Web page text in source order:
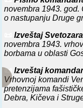
odreda -Pitu Guli-.
0. 7. 1943.
U s.
Beličici, s. Sretkovu i
Tresonču i s. Selcu
odred prihvatao nove
2 km.
⚔️ 0. 8. 1943. U s.
(mavrovski) 1.
novembra 1943. god.
o nastupanju Druge
Izveštaj
novembra 1943.
borbama u oblasti
📜 Izveštaj
Vrhovnoj komandi
pretenzijama
Debra, Kičeva i